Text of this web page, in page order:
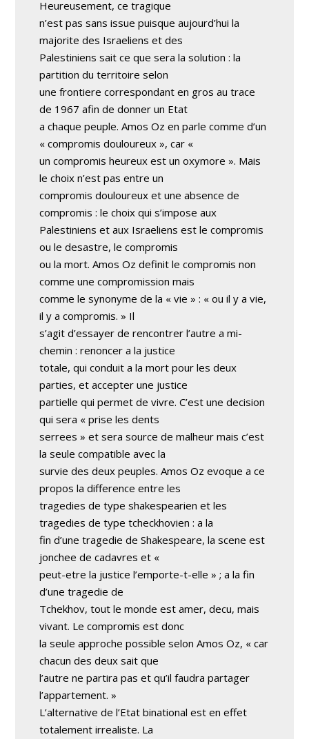
Heureusement, ce tragique
n’est pas sans issue puisque aujourd’hui la
majorite des Israeliens et des
Palestiniens sait ce que sera la solution : la
partition du territoire selon
une frontiere correspondant en gros au trace
de 1967 afin de donner un Etat
a chaque peuple. Amos Oz en parle comme d’un
« compromis douloureux », car «
un compromis heureux est un oxymore ». Mais
le choix n’est pas entre un
compromis douloureux et une absence de
compromis : le choix qui s’impose aux
Palestiniens et aux Israeliens est le compromis
ou le desastre, le compromis
ou la mort. Amos Oz definit le compromis non
comme une compromission mais
comme le synonyme de la « vie » : « ou il y a vie,
il y a compromis. » Il
s’agit d’essayer de rencontrer l’autre a mi-
chemin : renoncer a la justice
totale, qui conduit a la mort pour les deux
parties, et accepter une justice
partielle qui permet de vivre. C’est une decision
qui sera « prise les dents
serrees » et sera source de malheur mais c’est
la seule compatible avec la
survie des deux peuples. Amos Oz evoque a ce
propos la difference entre les
tragedies de type shakespearien et les
tragedies de type tcheckhovien : a la
fin d’une tragedie de Shakespeare, la scene est
jonchee de cadavres et «
peut-etre la justice l’emporte-t-elle » ; a la fin
d’une tragedie de
Tchekhov, tout le monde est amer, decu, mais
vivant. Le compromis est donc
la seule approche possible selon Amos Oz, « car
chacun des deux sait que
l’autre ne partira pas et qu’il faudra partager
l’appartement. »
L’alternative de l’Etat binational est en effet
totalement irrealiste. La